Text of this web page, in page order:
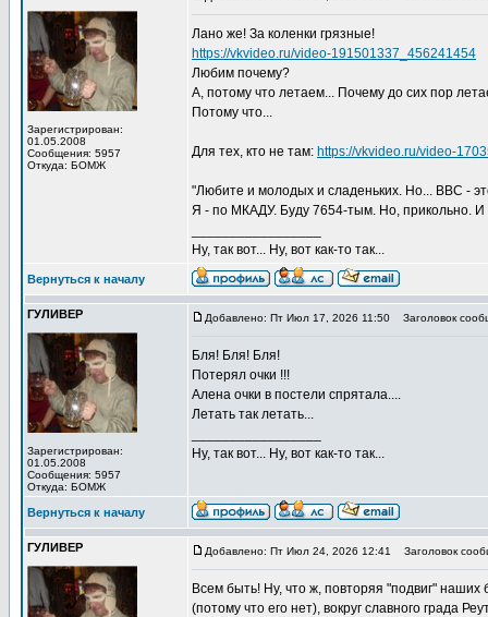
Зарегистрирован:
01.05.2008
Сообщения: 5957
Откуда: БОМЖ
Лано же! За коленки грязные!
https://vkvideo.ru/video-191501337_456241454
Любим почему?
А, потому что летаем... Почему до сих пор
Потому что...
Для тех, кто не там: https://vkvideo.ru/video-
"Любите и молодых и сладеньких. Но... ВВС -
Я - по МКАДУ. Буду 7654-тым. Но, прикольно.
Ну, так вот... Ну, вот как-то так...
Вернуться к началу
ГУЛИВЕР
Зарегистрирован:
01.05.2008
Сообщения: 5957
Откуда: БОМЖ
Добавлено: Пт Июл 17, 2026 11:50 Заголовок
Бля! Бля! Бля!
Потерял очки !!!
Алена очки в постели спрятала....
Летать так летать...
Ну, так вот... Ну, вот как-то так...
Вернуться к началу
ГУЛИВЕР Добавлено: Пт Июл 24, 2026 12:41 Заголовок
Всем быть! Ну, что ж, повторяя "подвиг" наших
(потому что его нет), вокруг славного града